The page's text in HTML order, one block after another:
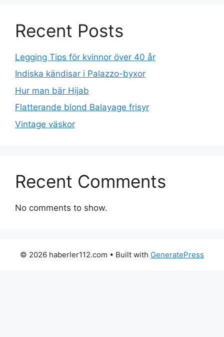
Recent Posts
Legging Tips för kvinnor över 40 år
Indiska kändisar i Palazzo-byxor
Hur man bär Hijab
Flatterande blond Balayage frisyr
Vintage väskor
Recent Comments
No comments to show.
© 2026 haberler112.com • Built with GeneratePress